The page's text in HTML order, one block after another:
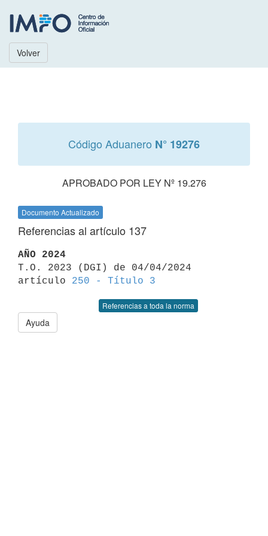
Volver
Código Aduanero N° 19276
APROBADO POR LEY Nº 19.276
Documento Actualizado
Referencias al artículo 137
AÑO 2024
T.O. 2023 (DGI) de 04/04/2024
artículo 250 - Título 3
Referencias a toda la norma
Ayuda